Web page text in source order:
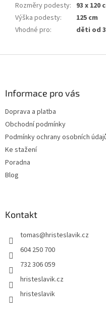
Rozměry podesty: 93 x 120
Výška podesty:
125 cm
Vhodné pro: děti od
Informace pro vás
Doprava a platba
Obchodní podmínky
Podmínky ochrany osobních
Ke stažení
Poradna
Blog
Kontakt
tomas@hristeslavik.cz
604 250 700
732 306 059
hristeslavik.cz
hristeslavik